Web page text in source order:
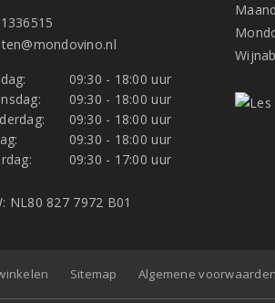
09:30 - 18:00 uur
09:30 - 18:00 uur
09:30 - 18:00 uur
09:30 - 18:00 uur
09:30 - 17:00 uur
NL80 827 7972 B01
Sitemap Algemene voorwaarden